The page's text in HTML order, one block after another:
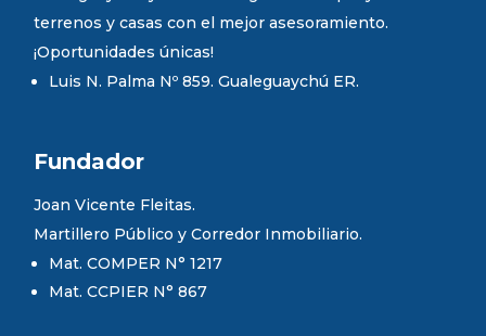
terrenos y casas con el mejor asesoramiento.
¡Oportunidades únicas!
Luis N. Palma Nº 859. Gualeguaychú ER.
Fundador
Joan Vicente Fleitas.
Martillero Público y Corredor Inmobiliario.
Mat. COMPER N° 1217
Mat. CCPIER N° 867